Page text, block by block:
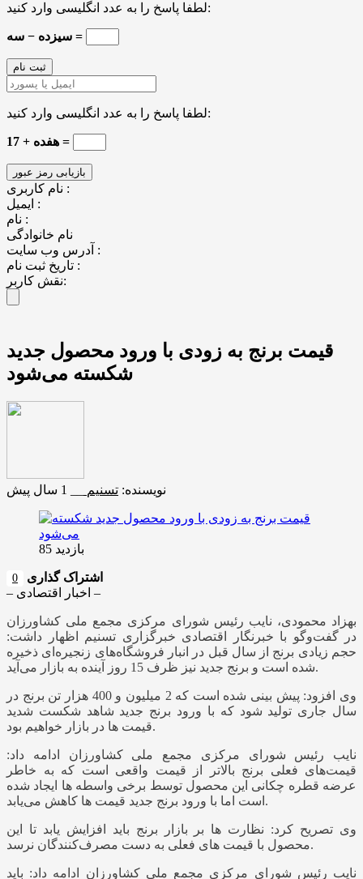
لطفا پاسخ را به عدد انگلیسی وارد کنید:
سیزده − سه =
لطفا پاسخ را به عدد انگلیسی وارد کنید:
هفده + 17 =
نام کاربری :
ایمیل :
نام :
نام خانوادگی
آدرس وب سایت :
تاریخ ثبت نام :
نقش کاربر:
قیمت برنج به زودی با ورود محصول جدید
شکسته می‌شود
نویسنده: تسنیم 1 سال پیش
بازدید 85
اشتراک گذاری 0
– اخبار اقتصادی –
بهزاد محمودی، نایب رئیس شورای مرکزی مجمع ملی کشاورزان
در گفت‌وگو با خبرنگار اقتصادی خبرگزاری تسنیم اظهار داشت:
حجم زیادی برنج از سال قبل در انبار فروشگاه‌های زنجیره‌ای ذخیره
شده است و برنج جدید نیز ظرف 15 روز آینده به بازار می‌آید.
وی افزود: پیش بینی شده است که 2 میلیون و 400 هزار تن برنج در
سال جاری تولید شود که با ورود برنج جدید شاهد شکست شدید
قیمت ها در بازار خواهیم بود.
نایب رئیس شورای مرکزی مجمع ملی کشاورزان ادامه داد:
قیمت‌های فعلی برنج بالاتر از قیمت واقعی است که به خاطر
عرضه قطره چکانی این محصول توسط برخی واسطه ها ایجاد شده
است اما با ورود برنج جدید قیمت ها کاهش می‌یابد.
وی تصریح کرد: نظارت ها بر بازار برنج باید افزایش یابد تا این
محصول با قیمت های فعلی به دست مصرف‌کنندگان نرسد.
نایب رئیس شورای مرکزی مجمع ملی کشاورزان ادامه داد: باید